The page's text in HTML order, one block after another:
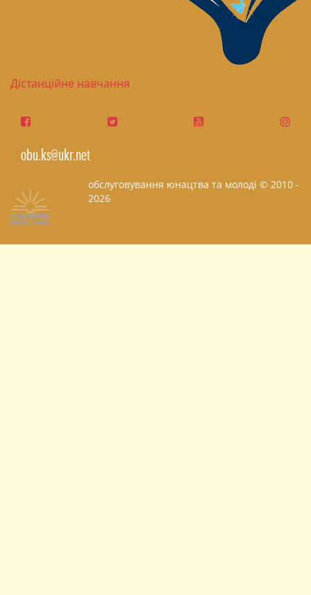
Дістанційне навчання
obu.ks@ukr.net
обслуговування юнацтва та молоді © 2010 -
2026